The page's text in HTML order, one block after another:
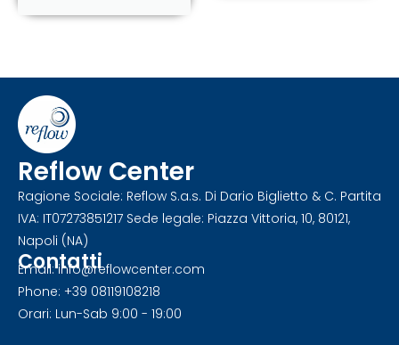
Reflow Center
Ragione Sociale: Reflow S.a.s. Di Dario Biglietto & C. Partita
IVA: IT07273851217 Sede legale: Piazza Vittoria, 10, 80121,
Napoli (NA)
Contatti
Email: info@reflowcenter.com
Phone: +39 08119108218
Orari: Lun-Sab 9:00 - 19:00